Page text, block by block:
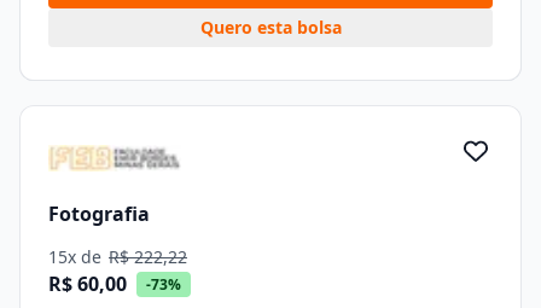
Quero esta bolsa
Fotografia
15x de R$ 222,22
R$ 60,00 -73%